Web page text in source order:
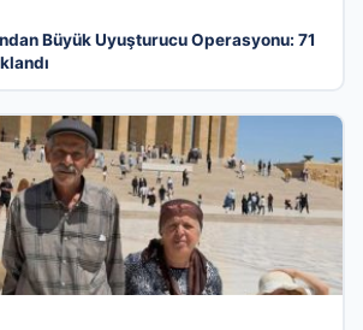
Büyük Uyuşturucu Operasyonu: 71